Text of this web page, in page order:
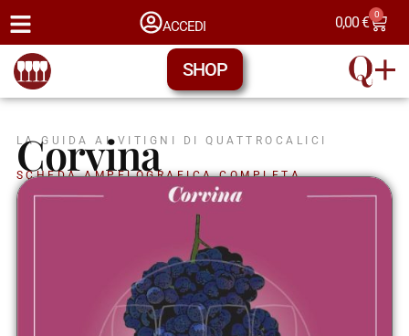
ACCEDI 0,00€ 0
SHOP
LA GUIDA AI VITIGNI DI QUATTROCALICI
Corvina
SCHEDA AMPELOGRAFICA COMPLETA